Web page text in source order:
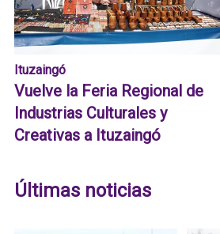
Ituzaingó
Vuelve la Feria Regional de
Industrias Culturales y
Creativas a Ituzaingó
Últimas noticias